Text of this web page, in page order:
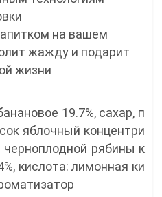
на вашем
жажду и подарит
жизни
19.7%, сахар, п
яблочный концентри
черноплодной рябины к
кислота: лимонная ки